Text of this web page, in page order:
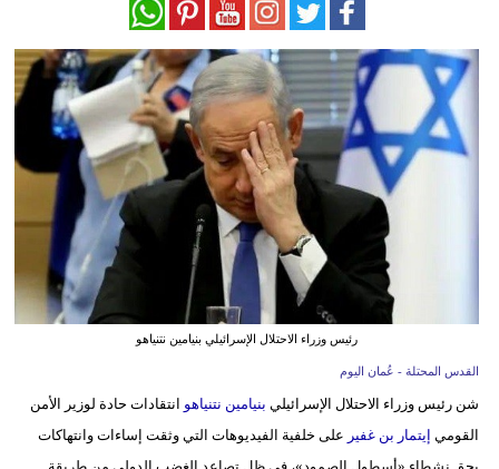
سياحة
وسفر
ديكور
أخبار
إعلام
تعليم
علوم
وتكنولوجيا
رئيس وزراء الاحتلال الإسرائيلي بنيامين نتنياهو
القدس المحتلة - عُمان اليوم
شن رئيس وزراء الاحتلال الإسرائيلي بنيامين نتنياهو انتقادات حادة لوزير الأمن
القومي إيتمار بن غفير على خلفية الفيديوهات التي وثقت إساءات وانتهاكات